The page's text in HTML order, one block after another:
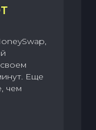
Еще
чем